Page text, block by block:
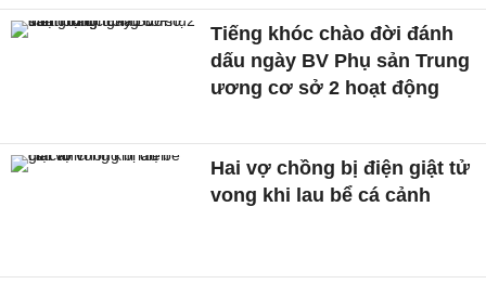
Tiếng khóc chào đời đánh
dấu ngày BV Phụ sản Trung
ương cơ sở 2 hoạt động
Hai vợ chồng bị điện giật tử
vong khi lau bể cá cảnh